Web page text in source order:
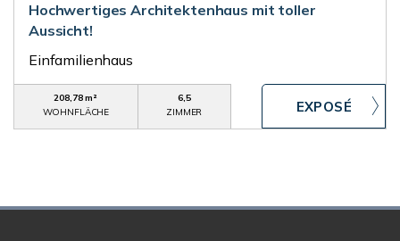
Hochwertiges Architektenhaus mit toller
Aussicht!
Einfamilienhaus
208,78 m²
WOHNFLÄCHE
6,5
ZIMMER